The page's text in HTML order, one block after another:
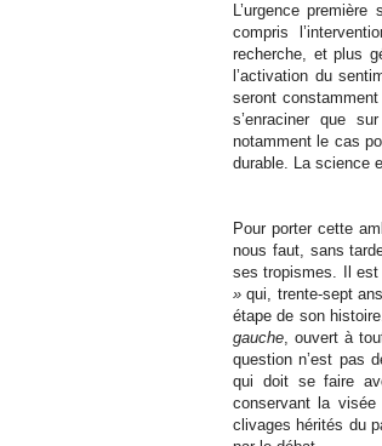
L’urgence
compris
recherche, et plus
l’activation du
seront
s’enraciner que
notamment le cas
durable. La science
Pour porter cette
nous faut, sans
ses tropismes. Il
» qui, trente-sept
étape de son
gauche, ouvert à
question n’est pas
qui doit se faire
conservant la
clivages hérités du